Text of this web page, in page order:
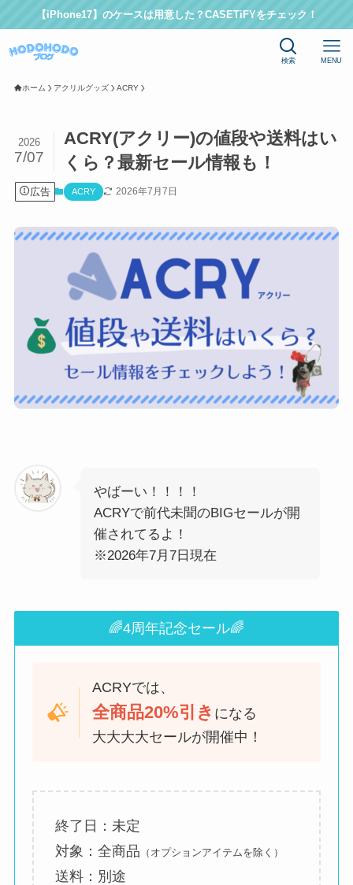
【iPhone17】のケースは用意した？CASETiFYをチェック！
検索 MENU
ホーム アクリルグッズ ACRY
ACRY(アクリー)の値段や送料はい
くら？最新セール情報も！
2026
7/07
広告 ACRY 2026年7月7日
やばーい！！！！
ACRYで前代未聞のBIGセールが開
催されてるよ！
※2026年7月7日現在
🌈4周年記念セール🌈
ACRYでは、
全商品20%引き になる
大大大大セールが開催中！
終了日：未定
対象：全商品 （オプションアイテムを除く）
送料：別途